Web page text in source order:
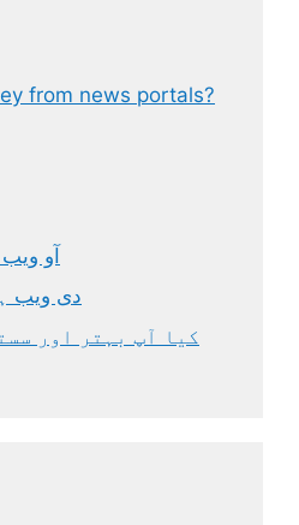
from news portals?
آو
دی ویب
کیا آپ بہتر اور